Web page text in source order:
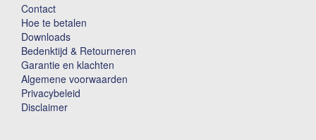
Contact
Hoe te betalen
Downloads
Bedenktijd & Retourneren
Garantie en klachten
Algemene voorwaarden
Privacybeleid
Disclaimer